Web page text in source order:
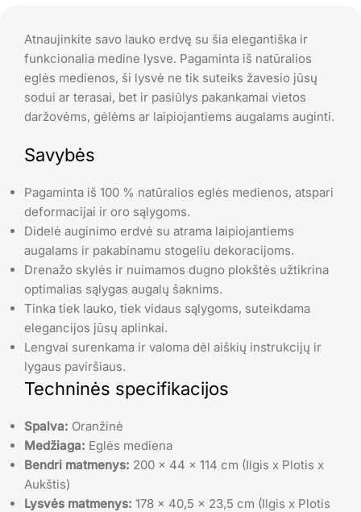
Atnaujinkite savo lauko erdvę su šia elegantiška ir
funkcionalia medine lysve. Pagaminta iš natūralios
eglės medienos, ši lysvė ne tik suteiks žavesio jūsų
sodui ar terasai, bet ir pasiūlys pakankamai vietos
daržovėms, gėlėms ar laipiojantiems augalams auginti.
Savybės
Pagaminta iš 100 % natūralios eglės medienos, atspari
deformacijai ir oro sąlygoms.
Didelė auginimo erdvė su atrama laipiojantiems
augalams ir pakabinamu stogeliu dekoracijoms.
Drenažo skylės ir nuimamos dugno plokštės užtikrina
optimalias sąlygas augalų šaknims.
Tinka tiek lauko, tiek vidaus sąlygoms, suteikdama
elegancijos jūsų aplinkai.
Lengvai surenkama ir valoma dėl aiškių instrukcijų ir
lygaus paviršiaus.
Techninės specifikacijos
Spalva: Oranžinė
Medžiaga: Eglės mediena
Bendri matmenys: 200 x 44 x 114 cm (Ilgis x Plotis x
Aukštis)
Lysvės matmenys: 178 x 40,5 x 23,5 cm (Ilgis x Plotis